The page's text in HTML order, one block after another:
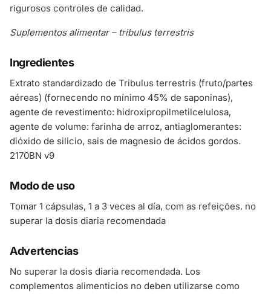
rigurosos controles de calidad.
Suplementos alimentar – tribulus terrestris
Ingredientes
Extrato standardizado de Tribulus terrestris (fruto/partes
aéreas) (fornecendo no mínimo 45% de saponinas),
agente de revestimento: hidroxipropilmetilcelulosa,
agente de volume: farinha de arroz, antiaglomerantes:
dióxido de silicio, sais de magnesio de ácidos gordos.
2170BN v9
Modo de uso
Tomar 1 cápsulas, 1 a 3 veces al día, com as refeições. no
superar la dosis diaria recomendada
Advertencias
No superar la dosis diaria recomendada. Los
complementos alimenticios no deben utilizarse como